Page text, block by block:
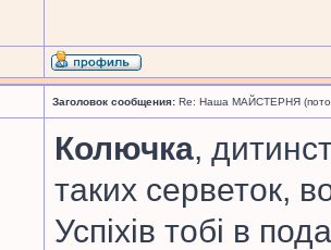
Заголовок сообщения: Re: Наша МАЙСТЕРНЯ
Колючка,
таких серветок,
Успіхів тобі в